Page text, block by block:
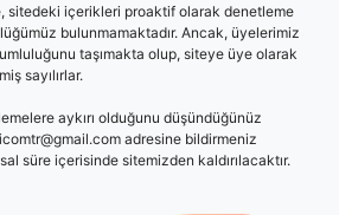
sitedeki içerikleri proaktif olarak denetleme
bulunmamaktadır. Ancak, üyelerimiz
taşımakta olup, siteye üye olarak
sayılırlar.
aykırı olduğunu düşündüğünüz
adresine bildirmeniz
süre içerisinde sitemizden kaldırılacaktır.